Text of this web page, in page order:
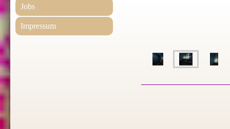
Jobs
Impressum